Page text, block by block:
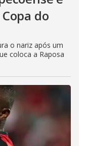
do
o nariz após um
coloca a Raposa